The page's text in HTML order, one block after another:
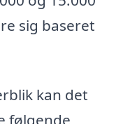
sig baseret
kan det
følgende